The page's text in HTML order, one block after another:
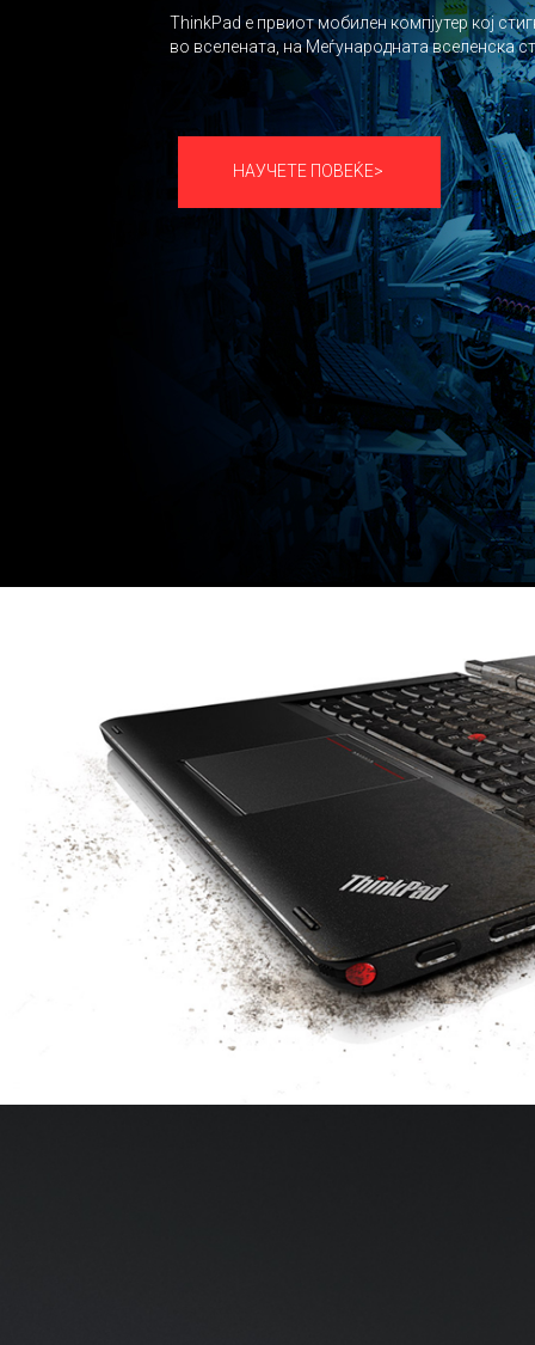
ThinkPad e првиот мобилен компјутер кој
во вселената, на Меѓународната вселенска
НАУЧЕТЕ ПОВЕЌЕ>